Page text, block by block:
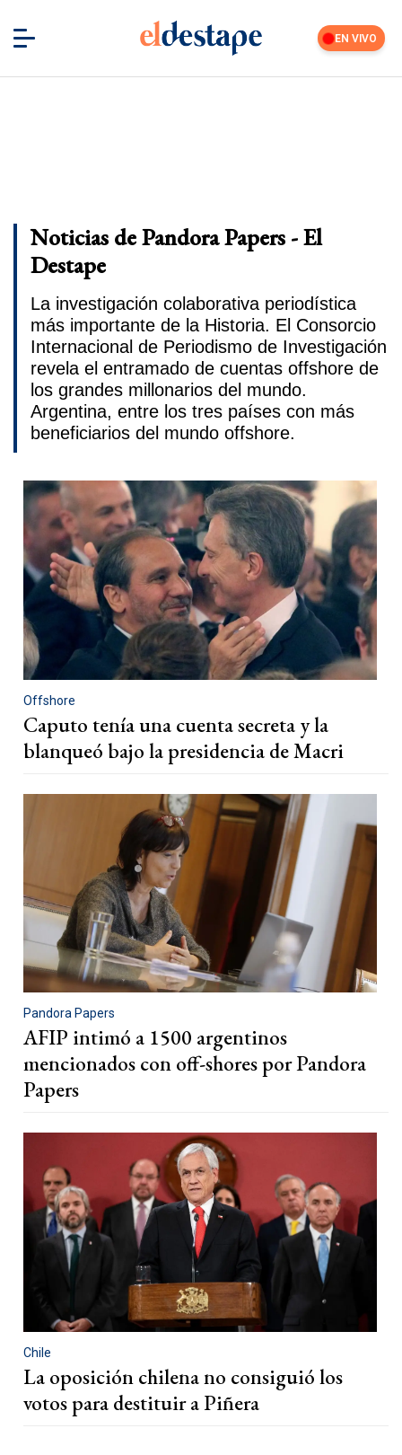
EN VIVO
Noticias de Pandora Papers - El
Destape
La investigación colaborativa periodística
más importante de la Historia. El Consorcio
Internacional de Periodismo de Investigación
revela el entramado de cuentas offshore de
los grandes millonarios del mundo.
Argentina, entre los tres países con más
beneficiarios del mundo offshore.
Offshore
Caputo tenía una cuenta secreta y la
blanqueó bajo la presidencia de Macri
Pandora Papers
AFIP intimó a 1500 argentinos
mencionados con off-shores por Pandora
Papers
Chile
La oposición chilena no consiguió los
votos para destituir a Piñera